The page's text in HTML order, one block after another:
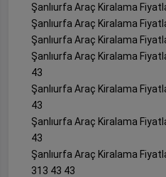
Şanlıurfa Araç Kiralama
Şanlıurfa Araç Kiralama
Şanlıurfa Araç Kiralama
Şanlıurfa Araç Kiralama
43
Şanlıurfa Araç Kiralama
43
Şanlıurfa Araç Kiralama
43
Şanlıurfa Araç Kiralama
313 43 43